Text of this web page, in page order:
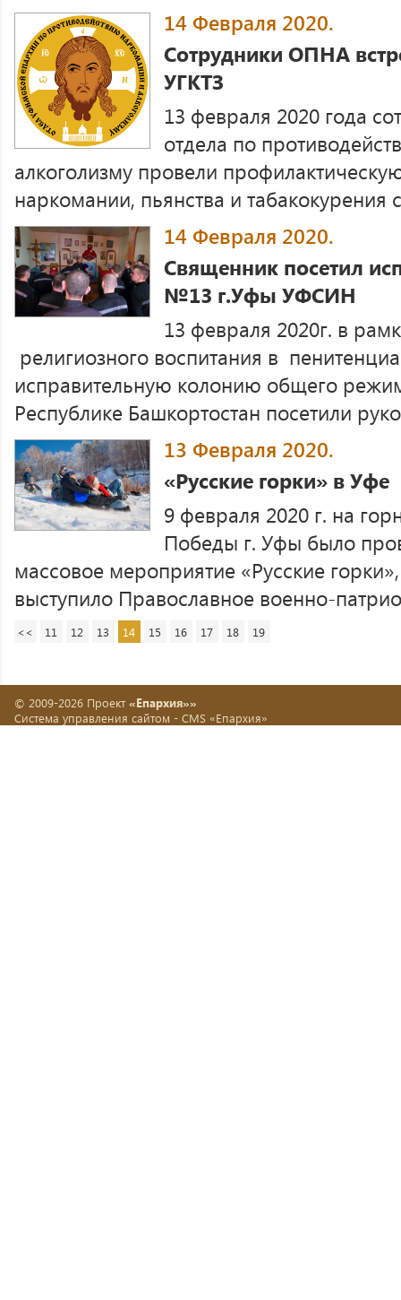
14 Февраля 2020.
Сотрудники ОПНА
УГКТЗ
13 февраля 2020 года
отдела по
алкоголизму провели
наркомании, пьянства и табакокурения
14 Февраля 2020.
Священник посетил
№13 г.Уфы УФСИН
13 февраля 2020г. в
религиозного воспитания в
исправительную колонию общего
Республике Башкортостан посетили
13 Февраля 2020.
«Русские горки» в Уфе
9 февраля 2020 г. на
Победы г. Уфы было
массовое мероприятие «Русские
выступило Православное военно-
<< 11 12 13 14 15 16 17 18 19
© 2009-2026 Проект «Епархия»»
Система управления сайтом - CMS «Епархия»